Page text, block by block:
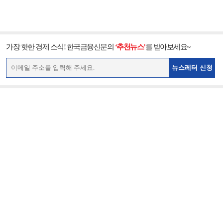
가장 핫한 경제 소식! 한국금융신문의 ‘추천뉴스’를 받아보세요~
뉴스레터 신청